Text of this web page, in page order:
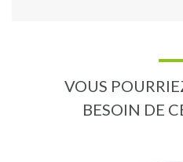
VOUS
BESOIN DE